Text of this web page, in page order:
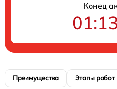
Конец
Преимущества Этапы работ